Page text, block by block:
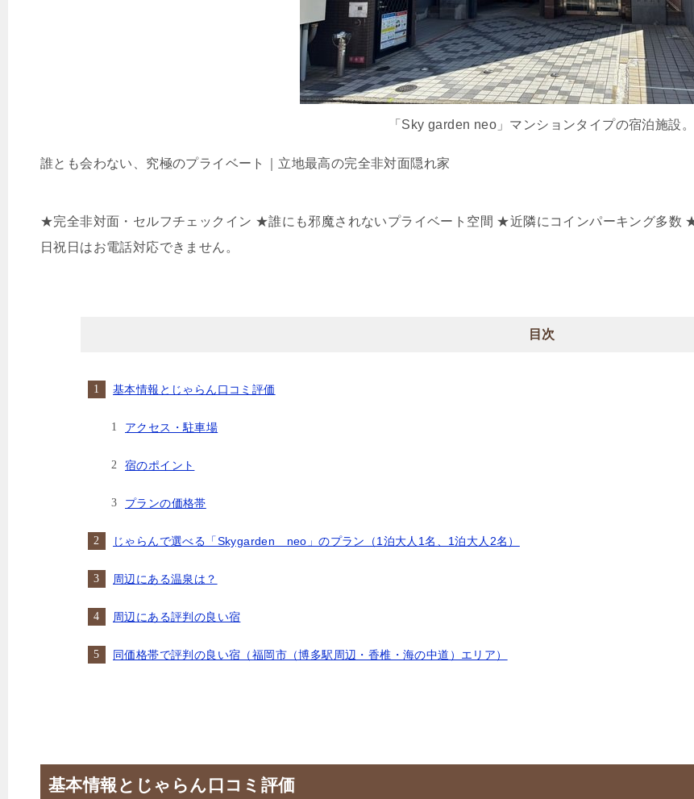
「Sky garden neo」マンションタイプの宿泊施設。
誰とも会わない、究極のプライベート｜立地最高の完全非対面隠れ家
★完全非対面・セルフチェックイン ★誰にも邪魔されないプライベート空間 ★近隣にコインパーキング多
日祝日はお電話対応できません。
目次
基本情報とじゃらん口コミ評価
アクセス・駐車場
宿のポイント
プランの価格帯
じゃらんで選べる「Skygarden neo」のプラン（1泊大人1名、1泊大人2名）
周辺にある温泉は？
周辺にある評判の良い宿
同価格帯で評判の良い宿（福岡市（博多駅周辺・香椎・海の中道）エリア）
基本情報とじゃらん口コミ評価